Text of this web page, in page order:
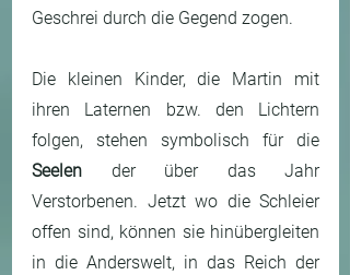
Geschrei durch die Gegend zogen.
Die kleinen Kinder, die Martin mit
ihren Laternen bzw. den Lichtern
Seelen der über das Jahr
Verstorbenen. Jetzt wo die Schleier
offen sind, können sie hinübergleiten
in die Anderswelt, in das Reich der